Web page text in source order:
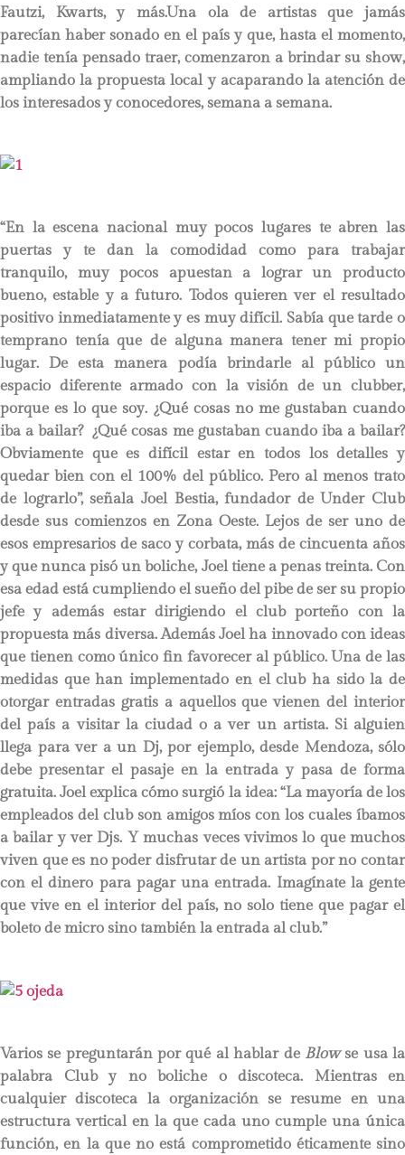
Fautzi, Kwarts, y más.Una ola de artistas que jamás
parecían haber sonado en el país y que, hasta el momento,
nadie tenía pensado traer, comenzaron a brindar su show,
ampliando la propuesta local y acaparando la atención de
los interesados y conocedores, semana a semana.
“En la escena nacional muy pocos lugares te abren las
puertas y te dan la comodidad como para trabajar
tranquilo, muy pocos apuestan a lograr un producto
bueno, estable y a futuro. Todos quieren ver el resultado
positivo inmediatamente y es muy difícil. Sabía que tarde o
temprano tenía que de alguna manera tener mi propio
lugar. De esta manera podía brindarle al público un
espacio diferente armado con la visión de un clubber,
porque es lo que soy. ¿Qué cosas no me gustaban cuando
iba a bailar? ¿Qué cosas me gustaban cuando iba a bailar?
Obviamente que es difícil estar en todos los detalles y
quedar bien con el 100% del público. Pero al menos trato
de lograrlo”, señala Joel Bestia, fundador de Under Club
desde sus comienzos en Zona Oeste. Lejos de ser uno de
esos empresarios de saco y corbata, más de cincuenta años
y que nunca pisó un boliche, Joel tiene a penas treinta. Con
esa edad está cumpliendo el sueño del pibe de ser su propio
jefe y además estar dirigiendo el club porteño con la
propuesta más diversa. Además Joel ha innovado con ideas
que tienen como único fin favorecer al público. Una de las
medidas que han implementado en el club ha sido la de
otorgar entradas gratis a aquellos que vienen del interior
del país a visitar la ciudad o a ver un artista. Si alguien
llega para ver a un Dj, por ejemplo, desde Mendoza, sólo
debe presentar el pasaje en la entrada y pasa de forma
gratuita. Joel explica cómo surgió la idea: “La mayoría de los
empleados del club son amigos míos con los cuales íbamos
a bailar y ver Djs. Y muchas veces vivimos lo que muchos
viven que es no poder disfrutar de un artista por no contar
con el dinero para pagar una entrada. Imagínate la gente
que vive en el interior del país, no solo tiene que pagar el
boleto de micro sino también la entrada al club.”
Varios se preguntarán por qué al hablar de Blowse usa la
palabra Club y no boliche o discoteca. Mientras en
cualquier discoteca la organización se resume en una
estructura vertical en la que cada uno cumple una única
función, en la que no está comprometido éticamente sino